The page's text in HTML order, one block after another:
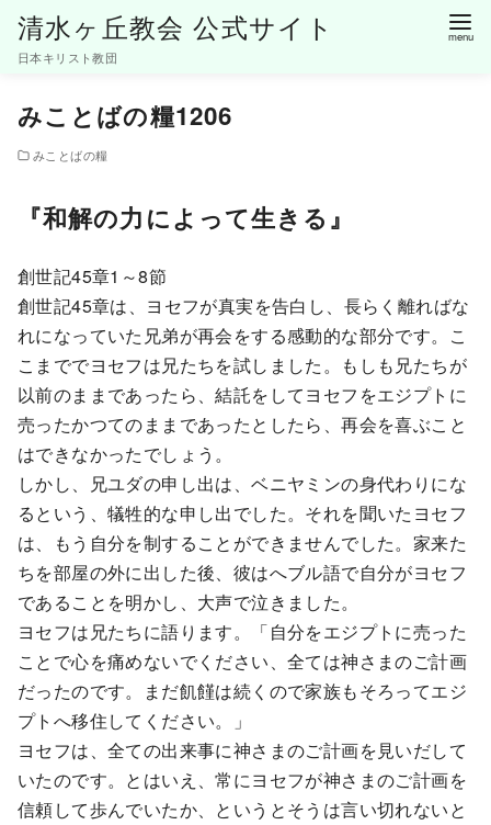
清水ヶ丘教会 公式サイト
日本キリスト教団
みことばの糧1206
みことばの糧
『和解の力によって生きる』
創世記45章1～8節
創世記45章は、ヨセフが真実を告白し、長らく離ればな
れになっていた兄弟が再会をする感動的な部分です。こ
こまででヨセフは兄たちを試しました。もしも兄たちが
以前のままであったら、結託をしてヨセフをエジプトに
売ったかつてのままであったとしたら、再会を喜ぶこと
はできなかったでしょう。
しかし、兄ユダの申し出は、ベニヤミンの身代わりにな
るという、犠牲的な申し出でした。それを聞いたヨセフ
は、もう自分を制することができませんでした。家来た
ちを部屋の外に出した後、彼はへブル語で自分がヨセフ
であることを明かし、大声で泣きました。
ヨセフは兄たちに語ります。「自分をエジプトに売った
ことで心を痛めないでください、全ては神さまのご計画
だったのです。まだ飢饉は続くので家族もそろってエジ
プトへ移住してください。」
ヨセフは、全ての出来事に神さまのご計画を見いだして
いたのです。とはいえ、常にヨセフが神さまのご計画を
信頼して歩んでいたか、というとそうは言い切れないと